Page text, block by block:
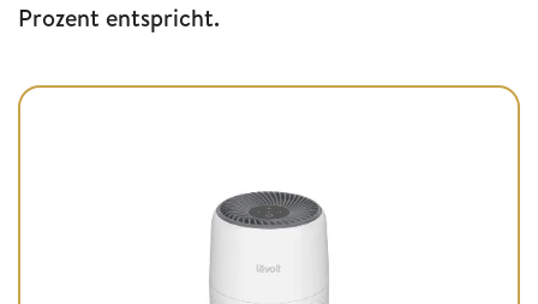
Prozent entspricht.